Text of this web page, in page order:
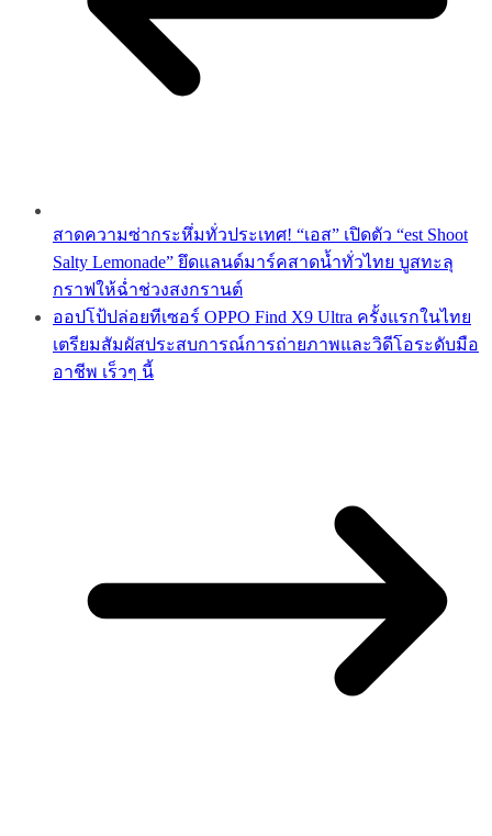
สาดความซ่ากระหึ่มทั่วประเทศ! “เอส” เปิดตัว “est Shoot
Salty Lemonade” ยึดแลนด์มาร์คสาดน้ำทั่วไทย บูสทะลุ
กราฟให้ฉ่ำช่วงสงกรานต์
ออปโป้ปล่อยทีเซอร์ OPPO Find X9 Ultra ครั้งแรกในไทย
เตรียมสัมผัสประสบการณ์การถ่ายภาพและวิดีโอระดับมือ
อาชีพ เร็วๆ นี้